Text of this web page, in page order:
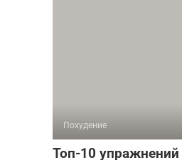
Похудение
Топ-10 упражнений